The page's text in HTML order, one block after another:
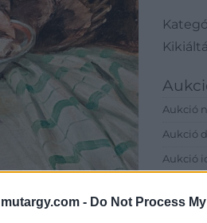
mutargy.com - Do Not Process
Aukció
Aukció
Aukció